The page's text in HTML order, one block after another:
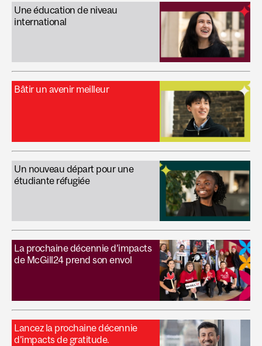
Une éducation de niveau
international
Bâtir un avenir meilleur
Un nouveau départ pour une
étudiante réfugiée
La prochaine décennie d’impacts
de McGill24 prend son envol
Lancez la prochaine décennie
d’impacts de gratitude.